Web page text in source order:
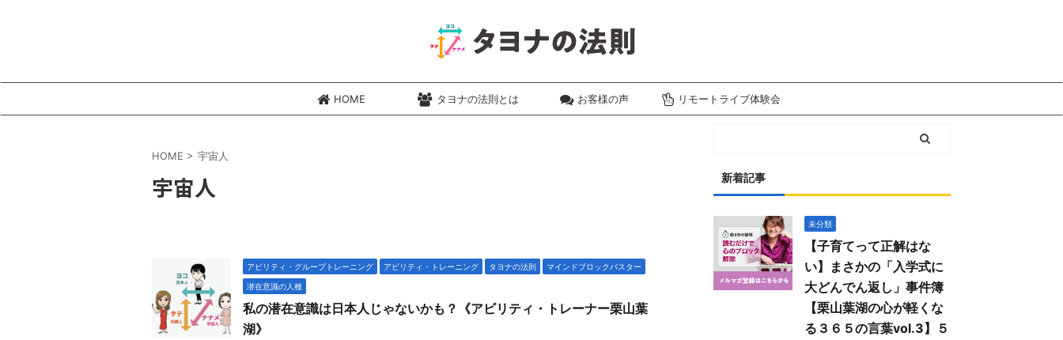
HOME タヨナの法則とは お客様の声 リモートライブ体験会
HOME > 宇宙人
宇宙人
アビリティ・グループトレーニング アビリティ・トレーニング タヨナの法則 マインドブロックバスター
潜在意識の人種
私の潜在意識は日本人じゃないかも？《アビリティ・トレーナー栗山葉
湖》
新着記事
未分類
【子育てって正解はな
い】まさかの「入学式に
大どんでん返し」事件簿
【栗山葉湖の心が軽くな
る３６５の言葉vol.3】５